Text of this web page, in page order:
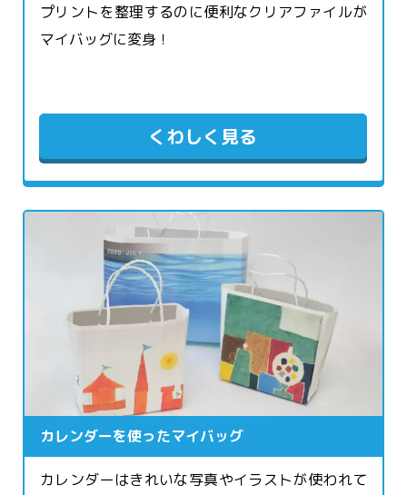
プリントを整理するのに便利なクリアファイルが
マイバッグに変身！
くわしく見る
カレンダーを使ったマイバッグ
カレンダーはきれいな写真やイラストが使われて